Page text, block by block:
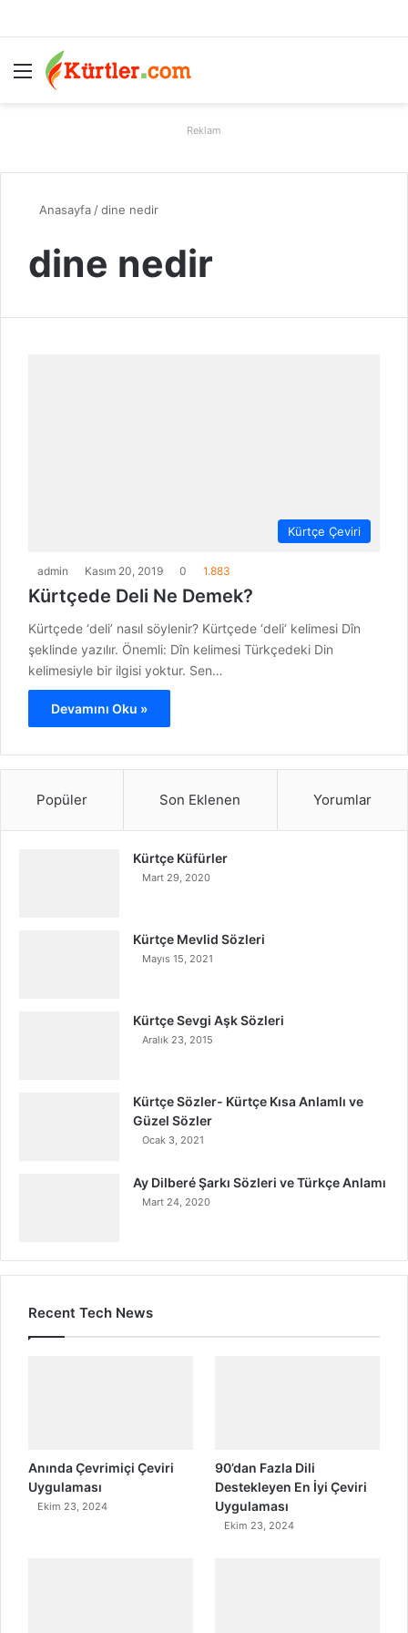
Menü
Reklam
Anasayfa /dine nedir
dine nedir
Kürtçe Çeviri
admin Kasım 20, 2019 0 1.883
Kürtçede Deli Ne Demek?
Kürtçede ‘deli’ nasıl söylenir? Kürtçede ‘deli‘ kelimesi Dîn
şeklinde yazılır. Önemli: Dîn kelimesi Türkçedeki Din
kelimesiyle bir ilgisi yoktur. Sen…
Devamını Oku »
Popüler Son Eklenen Yorumlar
Kürtçe Küfürler
Mart 29, 2020
Kürtçe Mevlid Sözleri
Mayıs 15, 2021
Kürtçe Sevgi Aşk Sözleri
Aralık 23, 2015
Kürtçe Sözler- Kürtçe Kısa Anlamlı ve
Güzel Sözler
Ocak 3, 2021
Ay Dilberé Şarkı Sözleri ve Türkçe Anlamı
Mart 24, 2020
Recent Tech News
Anında Çevrimiçi Çeviri
Uygulaması
Ekim 23, 2024
90’dan Fazla Dili
Destekleyen En İyi Çeviri
Uygulaması
Ekim 23, 2024